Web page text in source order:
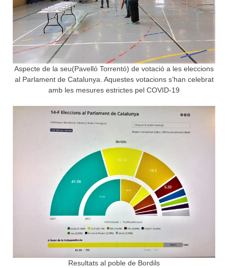
Aspecte de la seu(Pavelló Torrentó) de votació a les eleccions
al Parlament de Catalunya. Aquestes votacions s’han celebrat
amb les mesures estrictes pel COVID-19
Resultats al poble de Bordils